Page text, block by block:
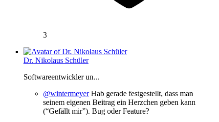
3
Dr. Nikolaus Schüler
Softwareentwickler un...
@wintermeyerHab gerade festgestellt, dass man
seinem eigenen Beitrag ein Herzchen geben kann
(“Gefällt mir”). Bug oder Feature?